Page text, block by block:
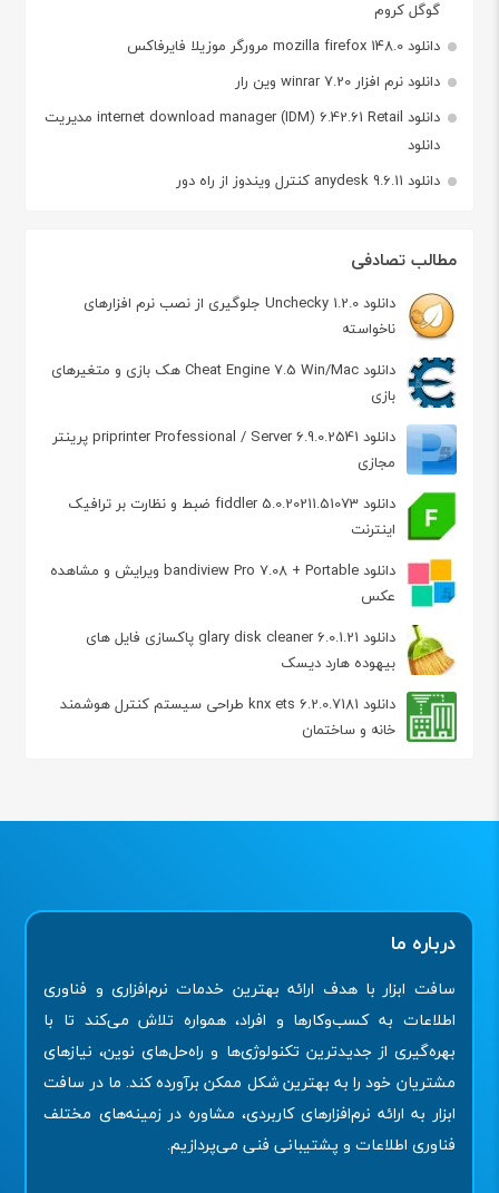
گوگل کروم
دانلود mozilla firefox 148.0 مرورگر موزیلا فایرفاکس
دانلود نرم افزار winrar 7.20 وین رار
دانلود internet download manager (IDM) 6.42.61 Retail مدیریت
دانلود
دانلود anydesk 9.6.11 کنترل ویندوز از راه دور
مطالب تصادفی
دانلود Unchecky 1.2.0 جلوگیری از نصب نرم افزارهای
ناخواسته
دانلود Cheat Engine 7.5 Win/Mac هک بازی و متغیرهای
بازی
دانلود priprinter Professional / Server 6.9.0.2541 پرینتر
مجازی
دانلود fiddler 5.0.20211.51073 ضبط و نظارت بر ترافیک
اینترنت
دانلود bandiview Pro 7.08 + Portable ویرایش و مشاهده
عکس
دانلود glary disk cleaner 6.0.1.21 پاکسازی فایل های
بیهوده هارد دیسک
دانلود knx ets 6.2.0.7181 طراحی سیستم کنترل هوشمند
خانه و ساختمان
درباره ما
سافت ابزار با هدف ارائه بهترین خدمات نرم‌افزاری و فناوری
اطلاعات به کسب‌وکارها و افراد، همواره تلاش می‌کند تا با
بهره‌گیری از جدیدترین تکنولوژی‌ها و راه‌حل‌های نوین، نیازهای
مشتریان خود را به بهترین شکل ممکن برآورده کند. ما در سافت
ابزار به ارائه نرم‌افزارهای کاربردی، مشاوره در زمینه‌های مختلف
فناوری اطلاعات و پشتیبانی فنی می‌پردازیم.